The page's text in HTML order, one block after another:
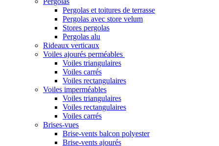
Pergolas et toitures de terrasse
Pergolas avec store velum
Stores pergolas
Pergolas alu
Rideaux verticaux
Voiles ajourés perméables
Voiles triangulaires
Voiles carrés
Voiles rectangulaires
Voiles imperméables
Voiles triangulaires
Voiles rectangulaires
Voiles carrés
Brises-vues
Brise-vents balcon polyester
Brise-vents ajourés